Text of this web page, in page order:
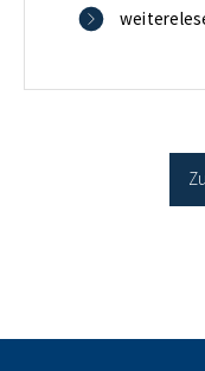
verbilligt:
Antragstellende
Sanierung in